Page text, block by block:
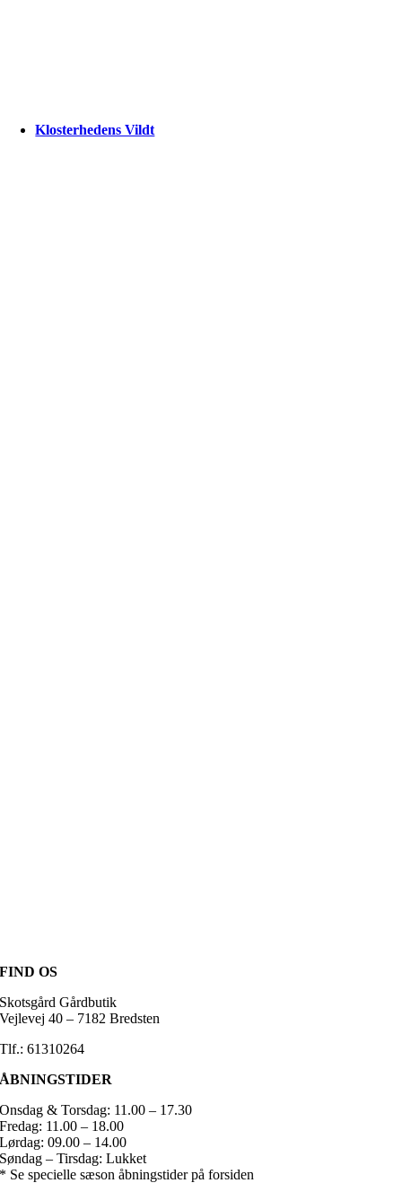
Klosterhedens Vildt
FIND OS
Skotsgård Gårdbutik
Vejlevej 40 – 7182 Bredsten
Tlf.: 61310264
ÅBNINGSTIDER
Onsdag & Torsdag: 11.00 – 17.30
Fredag: 11.00 – 18.00
Lørdag: 09.00 – 14.00
Søndag – Tirsdag: Lukket
* Se specielle sæson åbningstider på forsiden